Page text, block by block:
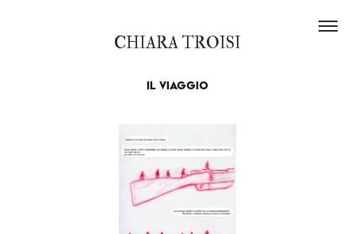
CHIARA TROISI
Il viaggio